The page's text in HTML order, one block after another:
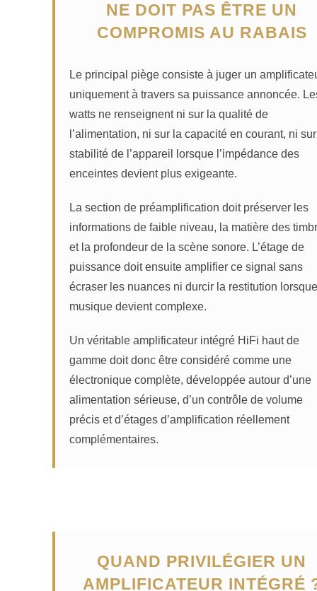
NE DOIT PAS ÊTRE UN
COMPROMIS AU RABAIS
Le principal piège consiste à juger un
uniquement à travers sa puissance annoncée.
watts ne renseignent ni sur la qualité de
l’alimentation, ni sur la capacité en courant, ni
stabilité de l’appareil lorsque l’impédance des
enceintes devient plus exigeante.
La section de préamplification doit préserver les
informations de faible niveau, la matière des
et la profondeur de la scène sonore. L’étage de
puissance doit ensuite amplifier ce signal sans
écraser les nuances ni durcir la restitution
musique devient complexe.
Un véritable amplificateur intégré HiFi haut de
gamme doit donc être considéré comme une
électronique complète, développée autour d’une
alimentation sérieuse, d’un contrôle de volume
précis et d’étages d’amplification réellement
complémentaires.
QUAND PRIVILÉGIER UN
AMPLIFICATEUR INTÉGRÉ